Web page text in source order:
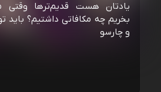
یادتان هست قدیم‌ترها وقتی
بخریم چه مکافاتی داشتیم؟ باید
و چارسو